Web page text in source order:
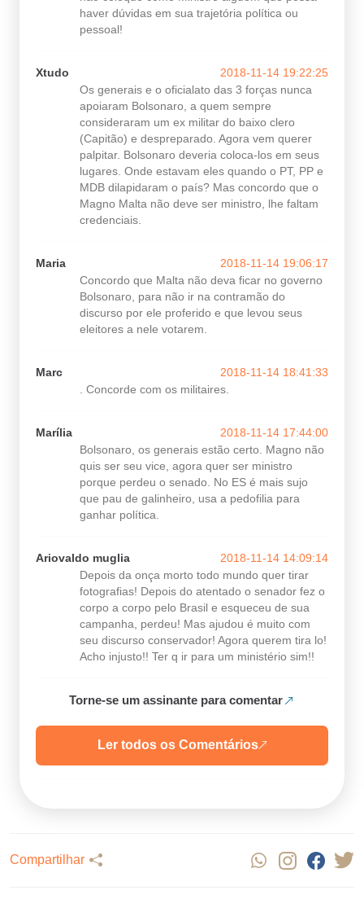
haver dúvidas em sua trajetória política ou
pessoal!
Xtudo
2018-11-14 19:22:25
Os generais e o oficialato das 3 forças nunca
apoiaram Bolsonaro, a quem sempre
consideraram um ex militar do baixo clero
(Capitão) e despreparado. Agora vem querer
palpitar. Bolsonaro deveria coloca-los em seus
lugares. Onde estavam eles quando o PT, PP e
MDB dilapidaram o país? Mas concordo que o
Magno Malta não deve ser ministro, lhe faltam
credenciais.
Maria
2018-11-14 19:06:17
Concordo que Malta não deva ficar no governo
Bolsonaro, para não ir na contramão do
discurso por ele proferido e que levou seus
eleitores a nele votarem.
Marc
2018-11-14 18:41:33
. Concorde com os militaires.
Marília
2018-11-14 17:44:00
Bolsonaro, os generais estão certo. Magno não
quis ser seu vice, agora quer ser ministro
porque perdeu o senado. No ES é mais sujo
que pau de galinheiro, usa a pedofilia para
ganhar política.
Ariovaldo muglia
2018-11-14 14:09:14
Depois da onça morto todo mundo quer tirar
fotografias! Depois do atentado o senador fez o
corpo a corpo pelo Brasil e esqueceu de sua
campanha, perdeu! Mas ajudou é muito com
seu discurso conservador! Agora querem tira lo!
Acho injusto!! Ter q ir para um ministério sim!!
Torne-se um assinante para comentar
Ler todos os Comentários
Compartilhar